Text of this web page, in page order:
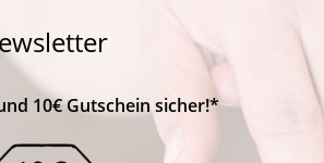
10€ Gutschein sicher!*